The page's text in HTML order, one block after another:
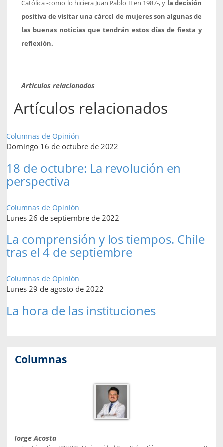
Católica -como lo hiciera Juan Pablo II en 1987-, y la decisión
positiva de visitar una cárcel de mujeres son algunas de
las buenas noticias que tendrán estos días de fiesta y
reflexión.
Artículos relacionados
Artículos relacionados
Columnas de Opinión
Domingo 16 de octubre de 2022
18 de octubre: La revolución en
perspectiva
Columnas de Opinión
Lunes 26 de septiembre de 2022
La comprensión y los tiempos. Chile
tras el 4 de septiembre
Columnas de Opinión
Lunes 29 de agosto de 2022
La hora de las instituciones
Columnas
Jorge Acosta